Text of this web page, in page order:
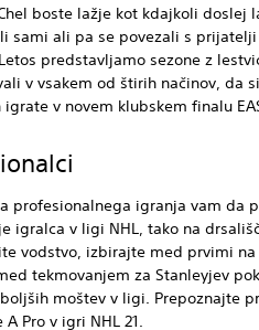
boste lažje kot kdajkoli doslej
sami ali pa se povezali s
predstavljamo sezone z
v vsakem od štirih načinov, da si
v novem klubskem finalu
profesionalnega igranja vam da
igralca v ligi NHL, tako na
vodstvo, izbirajte med prvimi na
tekmovanjem za Stanleyjev
moštev v ligi. Prepoznajte
Pro v igri NHL 21.